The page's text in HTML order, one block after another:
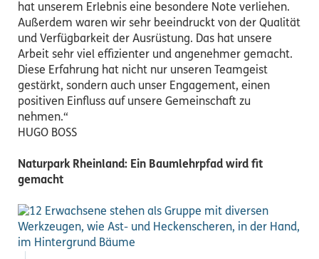
hat unserem Erlebnis eine besondere Note verliehen.
Außerdem waren wir sehr beeindruckt von der Qualität
und Verfügbarkeit der Ausrüstung. Das hat unsere
Arbeit sehr viel effizienter und angenehmer gemacht.
Diese Erfahrung hat nicht nur unseren Teamgeist
gestärkt, sondern auch unser Engagement, einen
positiven Einfluss auf unsere Gemeinschaft zu
nehmen.“
HUGO BOSS
Naturpark Rheinland: Ein Baumlehrpfad wird fit
gemacht